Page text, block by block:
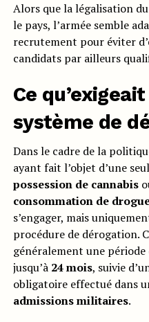
Alors que la légalisation
le pays, l’armée semble
recrutement pour éviter
candidats par ailleurs
Ce
système de
Dans le cadre de la
ayant fait l’objet d’une
possession de cannabis
consommation de
s’engager, mais
procédure de dérogation.
généralement une
jusqu’à 24 mois, suivie
obligatoire effectué dans
admissions militaires.